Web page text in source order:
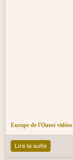
Europe de l'Ouest vidéos
Lire la suite